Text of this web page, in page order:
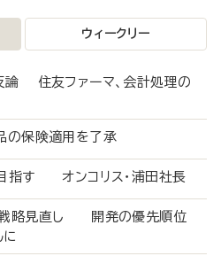
ウィークリー
論 住友ファーマ、会計処理の
品の保険適用を了承
指す オンコリス・浦田社長
戦略見直し 開発の優先順位
に